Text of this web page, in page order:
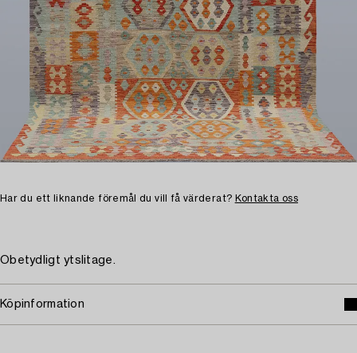
Har du ett liknande föremål du vill få värderat? Kontakta oss
Obetydligt ytslitage.
Köpinformation